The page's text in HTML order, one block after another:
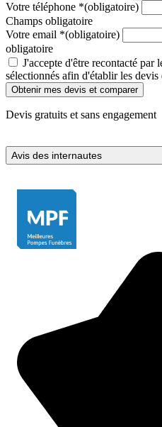
Votre téléphone *(obligatoire)
Champs obligatoire
Votre email *(obligatoire)
obligatoire
J'accepte d'être recontacté par
sélectionnés afin d'établir les devis
Devis gratuits et sans engagement
Avis des internautes